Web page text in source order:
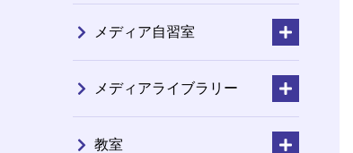
メディア自習室
メディアライブラリー
教室